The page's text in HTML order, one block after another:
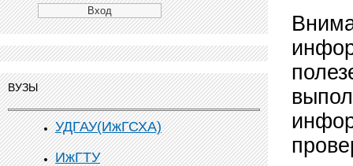
ВУЗЫ
УДГАУ(ИжГСХА)
ИжГТУ